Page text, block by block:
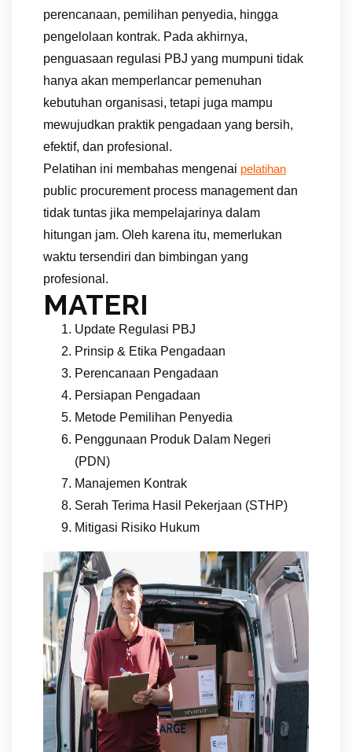
perencanaan, pemilihan penyedia, hingga
pengelolaan kontrak. Pada akhirnya,
penguasaan regulasi PBJ yang mumpuni tidak
hanya akan memperlancar pemenuhan
kebutuhan organisasi, tetapi juga mampu
mewujudkan praktik pengadaan yang bersih,
efektif, dan profesional.
Pelatihan ini membahas mengenai pelatihan
public procurement process management dan
tidak tuntas jika mempelajarinya dalam
hitungan jam. Oleh karena itu, memerlukan
waktu tersendiri dan bimbingan yang
profesional.
MATERI
Update Regulasi PBJ
Prinsip & Etika Pengadaan
Perencanaan Pengadaan
Persiapan Pengadaan
Metode Pemilihan Penyedia
Penggunaan Produk Dalam Negeri
(PDN)
Manajemen Kontrak
Serah Terima Hasil Pekerjaan (STHP)
Mitigasi Risiko Hukum